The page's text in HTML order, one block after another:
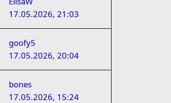
17.05.2026, 21:03
goofy5
17.05.2026, 20:04
bones
17.05.2026, 15:24